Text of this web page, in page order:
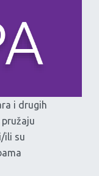
i drugih
ili su